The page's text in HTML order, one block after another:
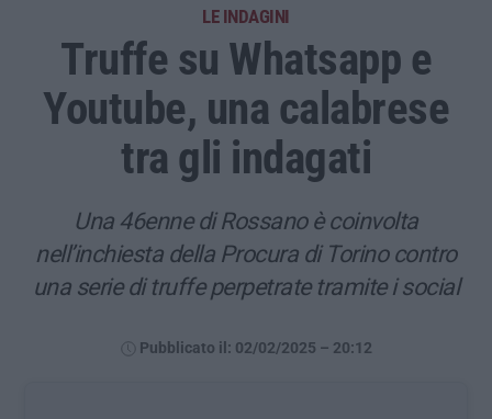
LE INDAGINI
Truffe su Whatsapp e
Youtube, una calabrese
tra gli indagati
Una 46enne di Rossano è coinvolta
nell’inchiesta della Procura di Torino contro
una serie di truffe perpetrate tramite i social
Pubblicato il: 02/02/2025 – 20:12